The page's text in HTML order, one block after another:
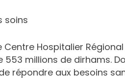
soins
Hospitalier
553 millions de dirhams.
répondre aux besoins